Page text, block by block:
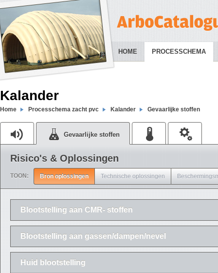
HOME PROCESSCHEMA
Kalander
Home Processchema zacht pvc Kalander Gevaarlijke stoffen
Gevaarlijke stoffen
Risico's & Oplossingen
TOON: Bron oplossingen Technische oplossingen
Blootstelling aan CMR- stoffen
Blootstelling aan gassen/dampen/nevel
Huid blootstelling